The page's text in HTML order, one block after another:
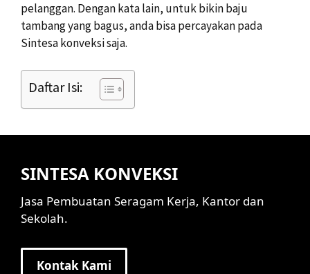
pelanggan. Dengan kata lain, untuk bikin baju
tambang yang bagus, anda bisa percayakan pada
Sintesa konveksi saja.
Daftar Isi:
SINTESA KONVEKSI
Jasa Pembuatan Seragam Kerja, Kantor dan
Sekolah.
Kontak Kami